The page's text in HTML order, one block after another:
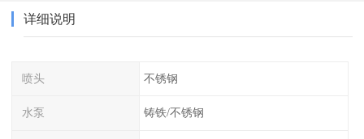
详细说明
喷头 不锈钢
水泵 铸铁/不锈钢